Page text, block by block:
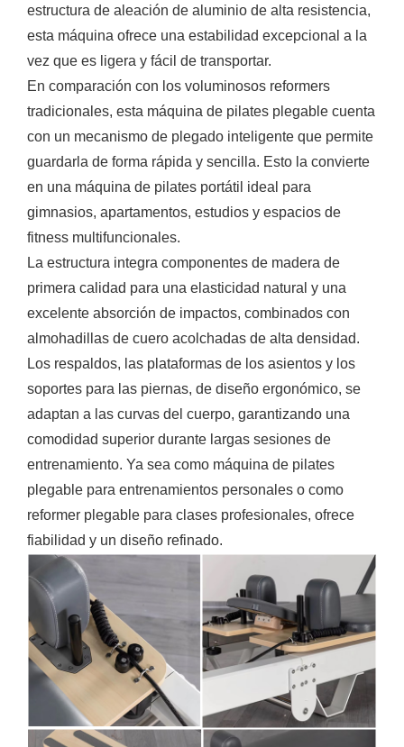
estructura de aleación de aluminio de alta resistencia,
esta máquina ofrece una estabilidad excepcional a la
vez que es ligera y fácil de transportar.
En comparación con los voluminosos reformers
tradicionales, esta máquina de pilates plegable cuenta
con un mecanismo de plegado inteligente que permite
guardarla de forma rápida y sencilla. Esto la convierte
en una máquina de pilates portátil ideal para
gimnasios, apartamentos, estudios y espacios de
fitness multifuncionales.
La estructura integra componentes de madera de
primera calidad para una elasticidad natural y una
excelente absorción de impactos, combinados con
almohadillas de cuero acolchadas de alta densidad.
Los respaldos, las plataformas de los asientos y los
soportes para las piernas, de diseño ergonómico, se
adaptan a las curvas del cuerpo, garantizando una
comodidad superior durante largas sesiones de
entrenamiento. Ya sea como máquina de pilates
plegable para entrenamientos personales o como
reformer plegable para clases profesionales, ofrece
fiabilidad y un diseño refinado.